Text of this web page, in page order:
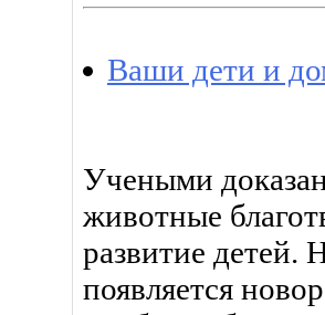
Ваши дети и
Учеными
животные
развитие детей.
появляется